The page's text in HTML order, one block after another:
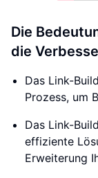
Die
die
Das Link-
Prozess, um
Das Link-
effiziente
Erweiterung